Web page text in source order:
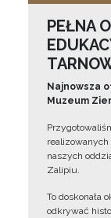
PEŁNA
Najnowsza
Muzeum
naszych
Zalipiu.
To doskonała
odkrywać